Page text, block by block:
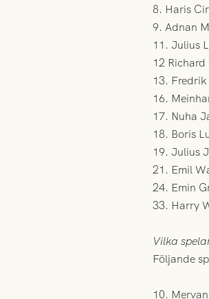
8. Haris
9. Adnan
11. Julius
12
13.
16.
17. Nuha
18. Boris
19. Julius
21. Emil
24. Emin
33. Harry
Vilka
Följande
10.